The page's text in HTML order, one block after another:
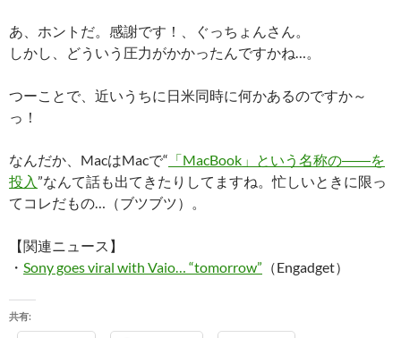
あ、ホントだ。感謝です！、ぐっちょんさん。
しかし、どういう圧力がかかったんですかね…。
つーことで、近いうちに日米同時に何かあるのですか～
っ！
なんだか、MacはMacで“ 「MacBook」という名称の――を
投入”なんて話も出てきたりしてますね。忙しいときに限っ
てコレだもの…（ブツブツ）。
【関連ニュース】
・ Sony goes viral with Vaio… “tomorrow” （Engadget）
共有: